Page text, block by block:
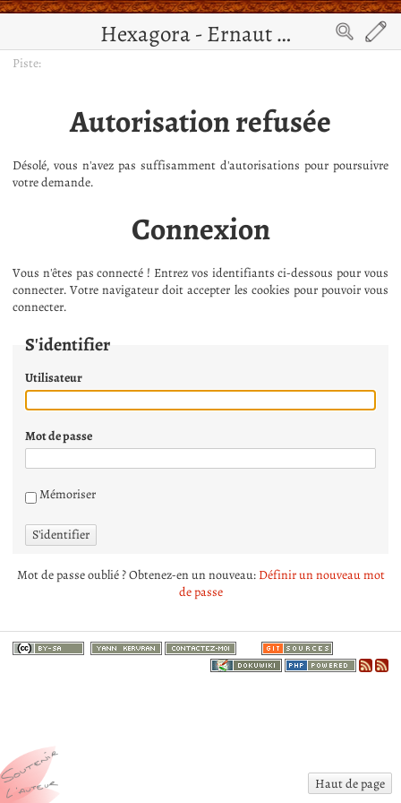
Hexagora - Ernaut de Jérusalem
Haut de page
Piste:
Autorisation refusée
Désolé, vous n'avez pas suffisamment d'autorisations pour poursuivre
votre demande.
Connexion
Vous n'êtes pas connecté ! Entrez vos identifiants ci-dessous pour vous
connecter. Votre navigateur doit accepter les cookies pour pouvoir vous
connecter.
S'identifier
Utilisateur
Mot de passe
Mémoriser
S'identifier
Mot de passe oublié ? Obtenez-en un nouveau: Définir un nouveau mot
de passe